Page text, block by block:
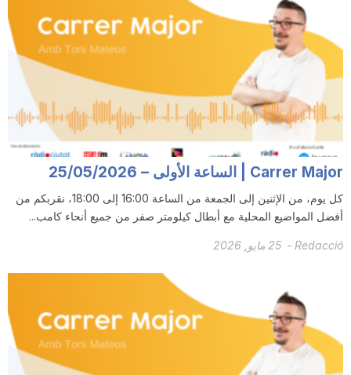
Carrer Major | الساعة الأولى – 25/05/2026
كل يوم، من الإثنين إلى الجمعة من الساعة 16:00 إلى 18:00، نقربكم من
أفضل المواضيع المحلية مع أبطال كيلومتر صفر من جميع أنحاء كامب...
Redacció
- 25 مايو, 2026